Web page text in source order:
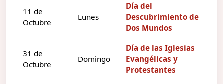
11 de
Octubre
Lunes
Día del
Descubrimiento de
Dos Mundos
31 de
Octubre
Domingo
Día de las Iglesias
Evangélicas y
Protestantes